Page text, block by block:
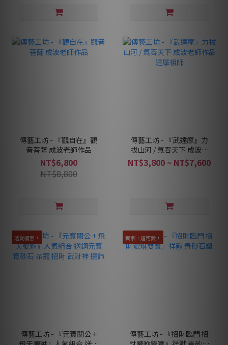
傳藝工坊 - 『觀自在』觀
音菩薩 成波老師作品
NT$6,800
NT$8,800
傳藝工坊 - 『武達摩』力
拔山河 / 氣吞天下 成波老
師作品 達摩祖師
NT$3,800 ~ NT$7,600
活動優惠！
傳藝工坊 - 『元寶關公 +
獨家！超可愛！
傳藝工坊 - 『招財臨門 招